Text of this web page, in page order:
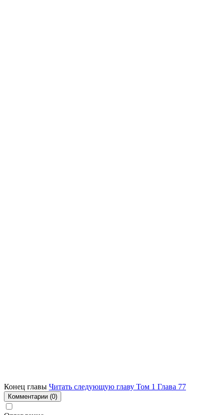
Конец главы Читать следующую главу Том 1 Глава 77
Комментарии (0)